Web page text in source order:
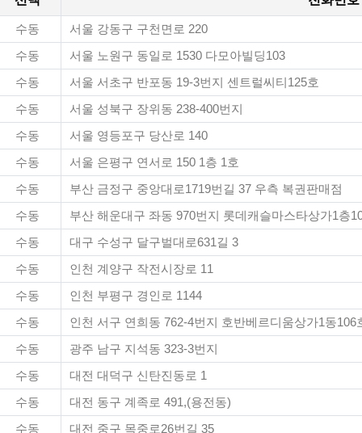
수동 서울 강동구 구천면로 220
수동 서울 노원구 동일로 1530 다모아빌딩103
수동 서울 서초구 반포동 19-3번지 센트럴씨티125호
수동 서울 성북구 장위동 238-400번지
수동 서울 영등포구 당산로 140
수동 서울 은평구 연서로 150 1층 1호
수동 부산 금정구 중앙대로1719번길 37 우측 복권판매점
수동 부산 해운대구 좌동 970번지 롯데캐슬마스타상가1층
수동 대구 수성구 달구벌대로631길 3
수동 인천 계양구 작전시장로 11
수동 인천 부평구 경인로 1144
수동 인천 서구 연희동 762-4번지 호반베르디움상가1동106
수동 광주 남구 지석동 323-3번지
수동 대전 대덕구 신탄진동로 1
수동 대전 동구 계족로 491,(용전동)
수동 대전 중구 목중로26번길 35